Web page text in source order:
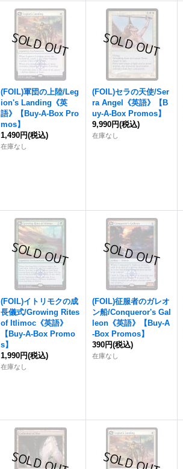
(FOIL)軍団の上陸/Leg
ion's Landing《英
語》【Buy-A-Box Pro
mos】
1,490円(税込)
在庫なし
(FOIL)セラの天使/Ser
ra Angel《英語》【B
uy-A-Box Promos】
9,990円(税込)
在庫なし
(FOIL)イトリモクの成
長儀式/Growing Rites
of Itlimoc《英語》
【Buy-A-Box Promo
s】
1,990円(税込)
在庫なし
(FOIL)征服者のガレオ
ン船/Conqueror's Gal
leon《英語》【Buy-A
-Box Promos】
390円(税込)
在庫なし